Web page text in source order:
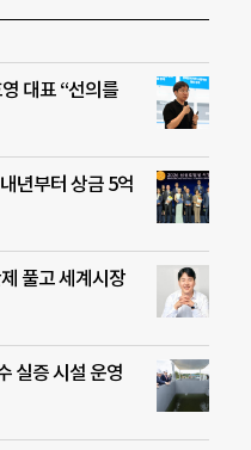
대표 “선의를
년부터 상금 5억
풀고 세계시장
실증 시설 운영